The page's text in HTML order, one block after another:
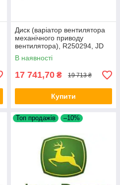
Диск (варіатор вентилятора
механічного приводу
вентилятора), R250294, JD
В наявності
17 741,70 ₴ 19 713 ₴
Купити
Топ продажів –10%